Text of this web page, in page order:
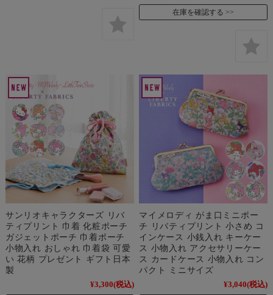
在庫を確認する
サンリオキャラクターズ リバ
ティプリント 巾着 化粧ポーチ
ガジェットポーチ 巾着ポーチ
小物入れ おしゃれ 巾着袋 可愛
い 花柄 プレゼント ギフト日本
製
¥3,300(税込)
マイメロディ がま口ミニポー
チ リバティプリント 小さめ コ
インケース 小銭入れ キーケー
ス 小物入れ アクセサリーケー
ス カードケース 小物入れ コン
パクト ミニサイズ
¥3,040(税込)